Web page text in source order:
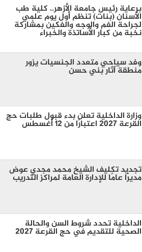
برعاية رئيس جامعة الأزهر.. كلية طب
الأسنان (بنات) تنظم أول يوم علمي
لجراحة الفم والوجه والفكين بمشاركة
نخبة من كبار الأساتذة والخبراء
وفد سياحي متعدد الجنسيات يزور
منطقة آثار بني حسن
وزارة الداخلية تعلن بدء قبول طلبات حج
القرعة 2027 اعتبارًا من 12 أغسطس
تجديد تكليف الشيخ محمد مجدي عوض
مديرًا عامًا للإدارة العامة لمراكز التدريب
الداخلية تحدد شروط السن والحالة
الصحية للتقديم في حج القرعة 2027